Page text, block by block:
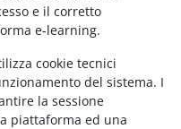
e il corretto
e-learning.
cookie tecnici
del sistema. I
la sessione
piattaforma ed una